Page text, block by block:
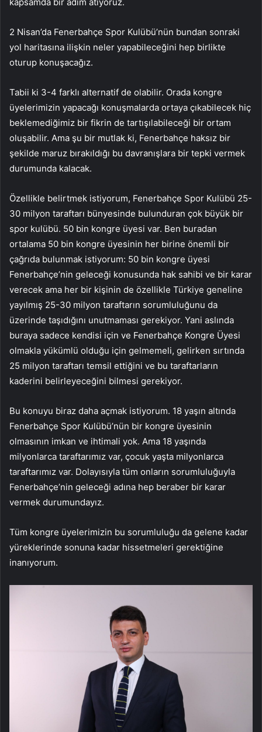
2 Nisan’da Fenerbahçe Spor Kulübü’nün bundan sonraki
yol haritasına ilişkin neler yapabileceğini hep birlikte
oturup konuşacağız.
Tabii ki 3-4 farklı alternatif de olabilir. Orada kongre
üyelerimizin yapacağı konuşmalarda ortaya çıkabilecek hiç
beklemediğimiz bir fikrin de tartışılabileceği bir ortam
oluşabilir. Ama şu bir mutlak ki, Fenerbahçe haksız bir
şekilde maruz bırakıldığı bu davranışlara bir tepki vermek
durumunda kalacak.
Özellikle belirtmek istiyorum, Fenerbahçe Spor Kulübü 25-
30 milyon taraftarı bünyesinde bulunduran çok büyük bir
spor kulübü. 50 bin kongre üyesi var. Ben buradan
ortalama 50 bin kongre üyesinin her birine önemli bir
çağrıda bulunmak istiyorum: 50 bin kongre üyesi
Fenerbahçe’nin geleceği konusunda hak sahibi ve bir karar
verecek ama her bir kişinin de özellikle Türkiye geneline
yayılmış 25-30 milyon taraftarın sorumluluğunu da
üzerinde taşıdığını unutmaması gerekiyor. Yani aslında
buraya sadece kendisi için ve Fenerbahçe Kongre Üyesi
olmakla yükümlü olduğu için gelmemeli, gelirken sırtında
25 milyon taraftarı temsil ettiğini ve bu taraftarların
kaderini belirleyeceğini bilmesi gerekiyor.
Bu konuyu biraz daha açmak istiyorum. 18 yaşın altında
Fenerbahçe Spor Kulübü’nün bir kongre üyesinin
olmasının imkan ve ihtimali yok. Ama 18 yaşında
milyonlarca taraftarımız var, çocuk yaşta milyonlarca
taraftarımız var. Dolayısıyla tüm onların sorumluluğuyla
Fenerbahçe’nin geleceği adına hep beraber bir karar
vermek durumundayız.
Tüm kongre üyelerimizin bu sorumluluğu da gelene kadar
yüreklerinde sonuna kadar hissetmeleri gerektiğine
inanıyorum.